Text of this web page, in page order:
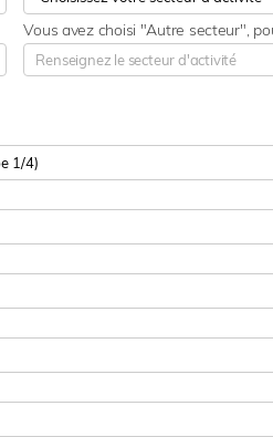
Vous avez choisi "Autre secteur",